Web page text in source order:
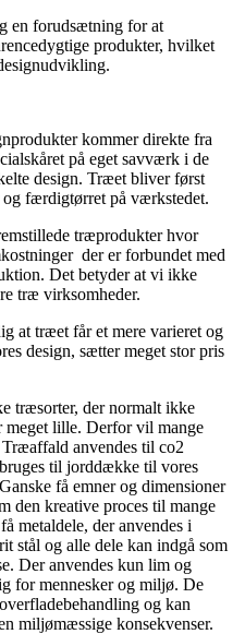
en forudsætning for at
produkter, hvilket
kommer direkte fra
på eget savværk i de
design. Træet bliver først
færdigtørret på værkstedet.
træprodukter hvor
der er forbundet med
Det betyder at vi ikke
træ virksomheder.
at træet får et mere varieret og
design, sætter meget stor pris
træsorter, der normalt ikke
meget lille. Derfor vil mange
anvendes til co2
til jorddække til vores
få emner og dimensioner
den kreative proces til mange
metaldele, der anvendes i
stål og alle dele kan indgå som
Der anvendes kun lim og
for mennesker og miljø. De
og kan
miljømæssige konsekvenser.